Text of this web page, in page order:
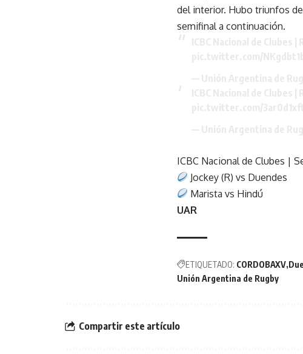
del interior. Hubo triunfos
semifinal a continuación.
ICBC Nacional de Clubes |
Jockey (R) vs Duendes
Marista vs Hindú
UAR
ETIQUETADO: CORDOBAXV
Unión Argentina de Rugby
Compartir este artículo